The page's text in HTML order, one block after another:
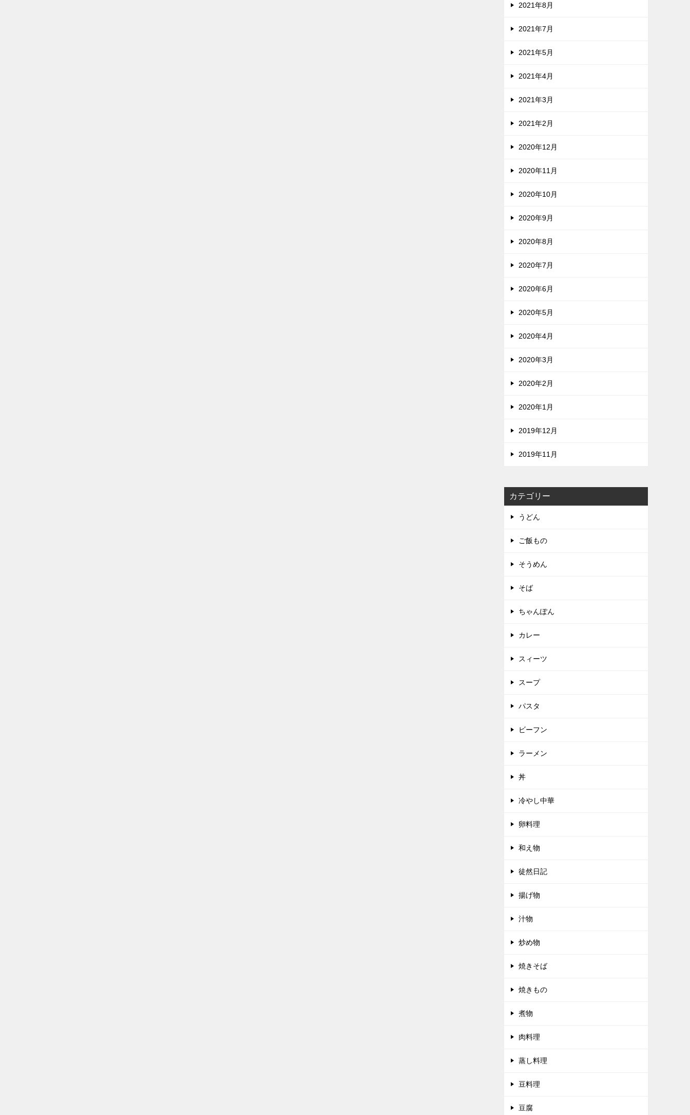
2021年8月
2021年7月
2021年5月
2021年4月
2021年3月
2021年2月
2020年12月
2020年11月
2020年10月
2020年9月
2020年8月
2020年7月
2020年6月
2020年5月
2020年4月
2020年3月
2020年2月
2020年1月
2019年12月
2019年11月
カテゴリー
うどん
ご飯もの
そうめん
そば
ちゃんぽん
カレー
スィーツ
スープ
パスタ
ビーフン
ラーメン
丼
冷やし中華
卵料理
和え物
徒然日記
揚げ物
汁物
炒め物
焼きそば
焼きもの
煮物
肉料理
蒸し料理
豆料理
豆腐